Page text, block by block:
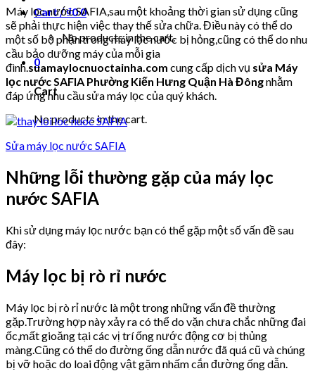
Cart /₫00
No products in the cart.
0
Cart
No products in the cart.
Máy lọc nước SAFIA,sau một khoảng thời gian sử dụng cũng
sẽ phải thực hiện việc thay thế sửa chữa. Điều này có thể do
một số bộ phận trong máy lọc nước bị hỏng,cũng có thể do nhu
cầu bảo dưỡng máy của mỗi gia
đình.suamaylocnuoctainha.com cung cấp dịch vụ sửa Máy
lọc nước SAFIA Phường Kiến Hưng Quận Hà Đôngnhằm
đáp ứng nhu cầu sửa máy lọc của quý khách.
Sửa máy lọc nước SAFIA
Những lỗi thường gặp của máy lọc
nước SAFIA
Khi sử dụng máy lọc nước bạn có thể gặp một số vấn đề sau
đây:
Máy lọc bị rò rỉ nước
Máy lọc bị rò rỉ nước là một trong những vấn đề thường
gặp.Trường hợp này xảy ra có thể do vặn chưa chắc những đai
ốc,mất gioăng tại các vị trí ống nước động cơ bị thủng
màng.Cũng có thể do đường ống dẫn nước đã quá cũ và chúng
bị vỡ hoặc do loai động vật gặm nhấm cắn đường ống dẫn.